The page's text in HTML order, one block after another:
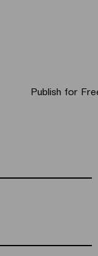
Publish for